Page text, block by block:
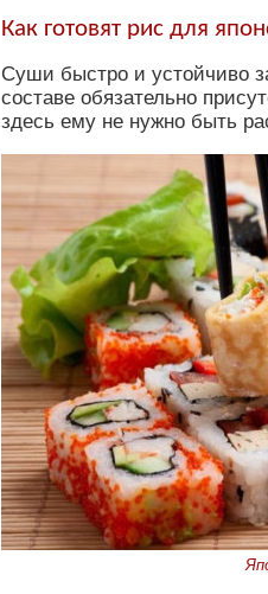
Как готовят рис для
Суши быстро и устойчиво
составе обязательно
здесь ему не нужно быть